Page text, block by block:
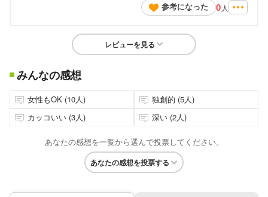
参考になった
0 人
レビューを見る
みんなの感想
女性もOK (10人)
独創的 (5人)
カッコいい (3人)
深い (2人)
あなたの感想を一覧から選んで投票してください。
あなたの感想を投票する